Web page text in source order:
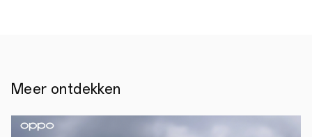
200
Meer ontdekken